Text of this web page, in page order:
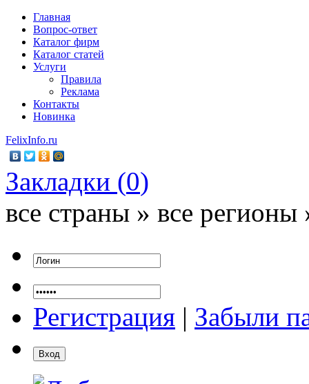
Главная
Вопрос-ответ
Каталог фирм
Каталог статей
Услуги
Правила
Реклама
Контакты
Новинка
FelixInfo.ru
Закладки (0)
все страны » все регионы
Регистрация | Забыли